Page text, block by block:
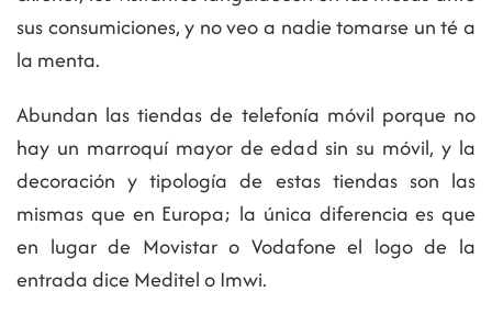
sus consumiciones, y no veo a nadie tomarse un té a
la menta.
Abundan las tiendas de telefonía móvil porque no
hay un marroquí mayor de edad sin su móvil, y la
decoración y tipología de estas tiendas son las
mismas que en Europa; la única diferencia es que
en lugar de Movistar o Vodafone el logo de la
entrada dice Meditel o Imwi.